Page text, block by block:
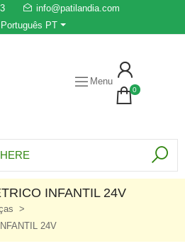
info@patilandia.com
Português PT
Menu
0
INFANTIL 24V
24V